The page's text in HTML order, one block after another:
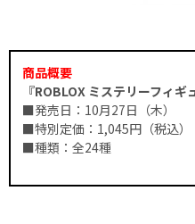
商品概要
『ROBLOX ミステリーフィギ
■発売日：10月27日（木）
■特別定価：1,045円（税込）
■種類：全24種